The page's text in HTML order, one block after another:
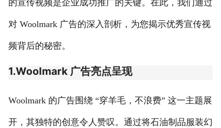
的宣传视频是企业成功推广的关键。在此，我们通过
对 Woolmark 广告的深入剖析，为您揭示优秀宣传视
频背后的秘密。
1.Woolmark 广告亮点呈现
Woolmark 的广告围绕 “穿羊毛，不浪费” 这一主题展
开，其独特的创意令人赞叹。通过将石油制品服装幻